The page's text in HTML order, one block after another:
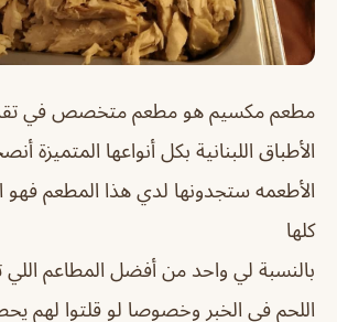
مطعم مكسيم هو مطعم متخصص في
الأطباق اللبنانية بكل أنواعها المتميزة
الأطعمه ستجدونها لدي هذا المطعم فهو
كلها
بالنسبة لي واحد من أفضل المطاعم اللي
اللحم في الخبر وخصوصا لو قلتوا لهم